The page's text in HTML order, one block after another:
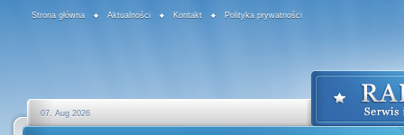
Strona główna Aktualności Kontakt Polityka prywatności
07. Aug 2026